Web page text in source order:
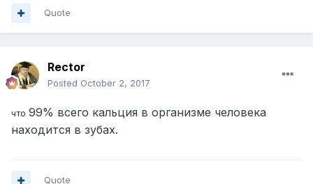
Quote
Rector
Posted October 2, 2017
что 99% всего кальция в организме человека
находится в зубах.
Quote